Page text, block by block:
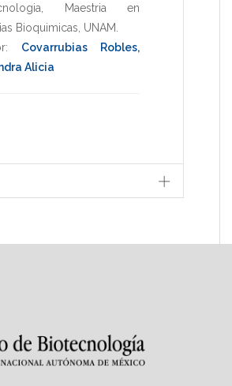
Maestria en
Bioquimicas UNAM
Covarrubias Robles,
Alicia